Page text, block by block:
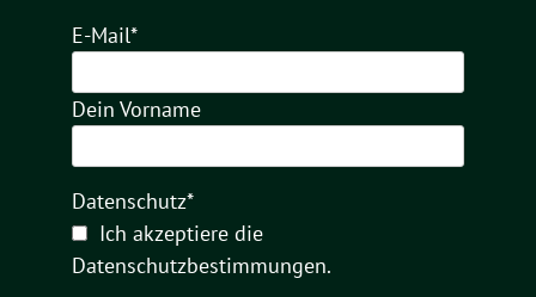
E-Mail*
Dein Vorname
Datenschutz*
Ich akzeptiere die
Datenschutzbestimmungen.